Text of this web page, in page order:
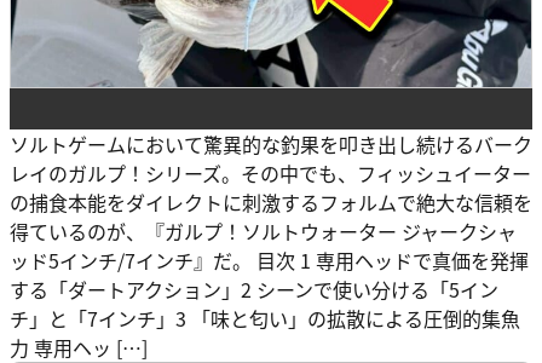
ソルトゲームにおいて驚異的な釣果を叩き出し続けるバーク
レイのガルプ！シリーズ。その中でも、フィッシュイーター
の捕食本能をダイレクトに刺激するフォルムで絶大な信頼を
得ているのが、『ガルプ！ソルトウォーター ジャークシャ
ッド5インチ/7インチ』だ。 目次 1 専用ヘッドで真価を発揮
する「ダートアクション」2 シーンで使い分ける「5イン
チ」と「7インチ」3 「味と匂い」の拡散による圧倒的集魚
力 専用ヘッ […]